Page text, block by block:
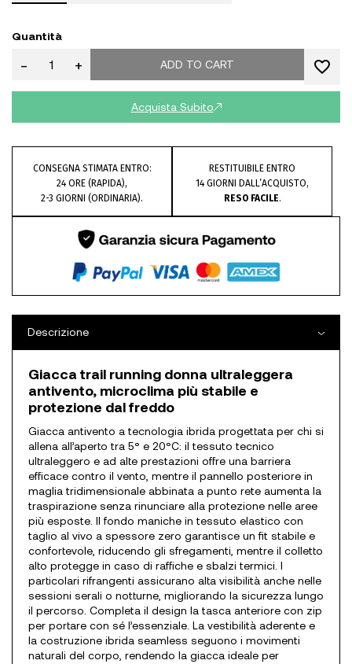
Quantità
- + ADD TO CART
Acquista Subito
CONSEGNA STIMATA ENTRO:
24 ORE (RAPIDA),
2-3 GIORNI (ORDINARIA).
RESTITUIBILE ENTRO
14 GIORNI DALL’ACQUISTO,
RESO FACILE.
Descrizione
Giacca trail running donna ultraleggera
antivento, microclima più stabile e
protezione dal freddo
Giacca antivento a tecnologia ibrida progettata per chi si
allena all’aperto tra 5° e 20°C: il tessuto tecnico
ultraleggero e ad alte prestazioni offre una barriera
efficace contro il vento, mentre il pannello posteriore in
maglia tridimensionale abbinata a punto rete aumenta la
traspirazione senza rinunciare alla protezione nelle aree
più esposte. Il fondo maniche in tessuto elastico con
taglio al vivo a spessore zero garantisce un fit stabile e
confortevole, riducendo gli sfregamenti, mentre il colletto
alto protegge in caso di raffiche e sbalzi termici. I
particolari rifrangenti assicurano alta visibilità anche nelle
sessioni serali o notturne, migliorando la sicurezza lungo
il percorso. Completa il design la tasca anteriore con zip
per portare con sé l’essenziale. La vestibilità aderente e
la costruzione ibrida seamless seguono i movimenti
naturali del corpo, rendendo la giacca ideale per